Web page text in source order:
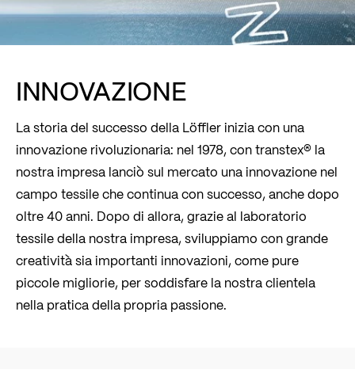
INNOVAZIONE
La storia del successo della Löffler inizia con una
innovazione rivoluzionaria: nel 1978, con transtex® la
nostra impresa lanciò sul mercato una innovazione nel
campo tessile che continua con successo, anche dopo
oltre 40 anni. Dopo di allora, grazie al laboratorio
tessile della nostra impresa, sviluppiamo con grande
creatività sia importanti innovazioni, come pure
piccole migliorie, per soddisfare la nostra clientela
nella pratica della propria passione.